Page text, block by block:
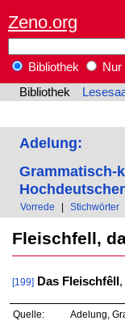
Zeno.org
Bibliothek
Nur
Bibliothek
Adelung:
Grammatisch-
Vorrede | Stichwörter
Fleischfell,
[199] Das Fleischfêll
Quelle:
Adelung,